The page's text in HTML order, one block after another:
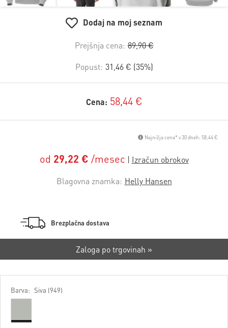
Dodaj na moj seznam
Prejšnja cena: 89,90 €
Popust: 31,46 € (35%)
Cena: 58,44 €
Najnižja cena* v 30 dneh: 58,44 €
od 29,22 € /mesec
Blagovna znamka: Helly Hansen
Brezplačna dostava
Zaloga po trgovinah »
Barva: Siva (949)